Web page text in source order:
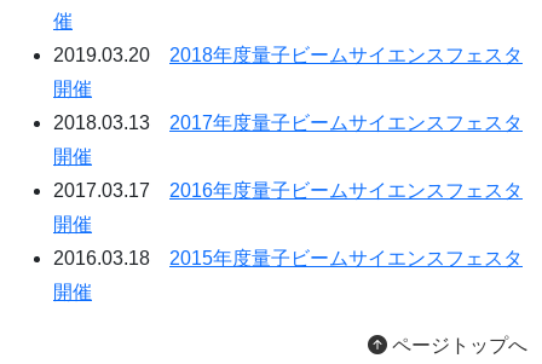
催
2019.03.20 2018年度量子ビームサイエンスフェスタ
開催
2018.03.13 2017年度量子ビームサイエンスフェスタ
開催
2017.03.17 2016年度量子ビームサイエンスフェスタ
開催
2016.03.18 2015年度量子ビームサイエンスフェスタ
開催
ページトップへ